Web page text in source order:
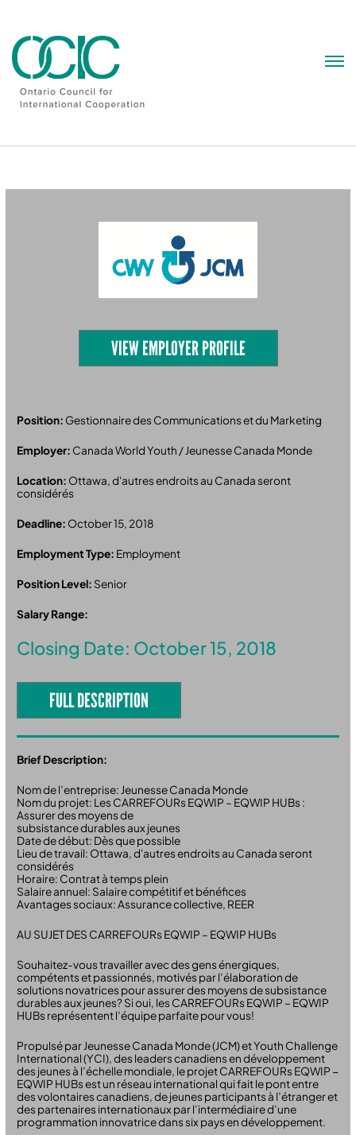
VIEW EMPLOYER PROFILE
Position: Gestionnaire des Communications et du Marketing
Employer: Canada World Youth / Jeunesse Canada Monde
Location: Ottawa, d'autres endroits au Canada seront
considérés
Deadline: October 15, 2018
Employment Type: Employment
Position Level: Senior
Salary Range:
Closing Date: October 15, 2018
FULL DESCRIPTION
Brief Description:
Nom de l’entreprise: Jeunesse Canada Monde
Nom du projet: Les CARREFOURs EQWIP – EQWIP HUBs :
Assurer des moyens de
subsistance durables aux jeunes
Date de début: Dès que possible
Lieu de travail: Ottawa, d'autres endroits au Canada seront
considérés
Horaire: Contrat à temps plein
Salaire annuel: Salaire compétitif et bénéfices
Avantages sociaux: Assurance collective, REER
AU SUJET DES CARREFOURs EQWIP – EQWIP HUBs
Souhaitez-vous travailler avec des gens énergiques,
compétents et passionnés, motivés par l’élaboration de
solutions novatrices pour assurer des moyens de subsistance
durables aux jeunes? Si oui, les CARREFOURs EQWIP – EQWIP
HUBs représentent l’équipe parfaite pour vous!
Propulsé par Jeunesse Canada Monde (JCM) et Youth Challenge
International (YCI), des leaders canadiens en développement
des jeunes à l’échelle mondiale, le projet CARREFOURs EQWIP −
EQWIP HUBs est un réseau international qui fait le pont entre
des volontaires canadiens, de jeunes participants à l’étranger et
des partenaires internationaux par l’intermédiaire d’une
programmation innovatrice dans six pays en développement.